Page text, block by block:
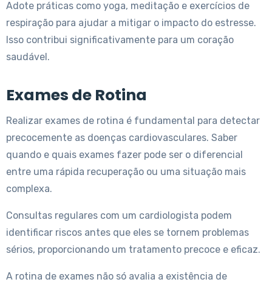
Adote práticas como yoga, meditação e exercícios de
respiração para ajudar a mitigar o impacto do estresse.
Isso contribui significativamente para um coração
saudável.
Exames de Rotina
Realizar exames de rotina é fundamental para detectar
precocemente as doenças cardiovasculares. Saber
quando e quais exames fazer pode ser o diferencial
entre uma rápida recuperação ou uma situação mais
complexa.
Consultas regulares com um cardiologista podem
identificar riscos antes que eles se tornem problemas
sérios, proporcionando um tratamento precoce e eficaz.
A rotina de exames não só avalia a existência de